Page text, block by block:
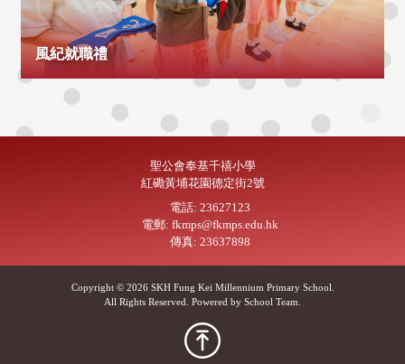
風紀就職禮
聖公會奉基千禧小學
紅磡黃埔花園德定街2號
電話: 23627123
電郵: fkmps@fkmps.edu.hk
傳真: 23637898
Copyright © 2026 SKH Fung Kei Millennium Primary School.
All Rights Reserved. Powered by School Team